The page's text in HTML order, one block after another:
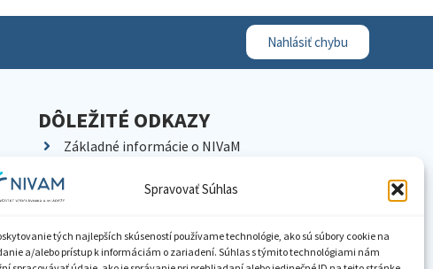
Spravovať Súhlas
tých najlepších skúseností používame technológie, ako sú súbory cookie na
a/alebo prístup k informáciám o zariadení. Súhlas s týmito technológiami nám
Nahlásiť chybu
DÔLEŽITÉ ODKAZY
Základné informácie o NIVaM
Kariéra
Pracoviská NIVaM